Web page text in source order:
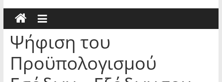
Ψήφιση του
Προϋπολογισμού